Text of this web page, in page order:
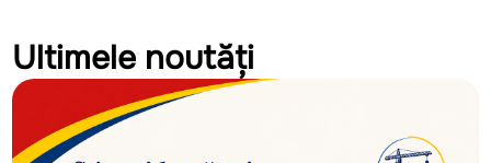
Ultimele noutăți